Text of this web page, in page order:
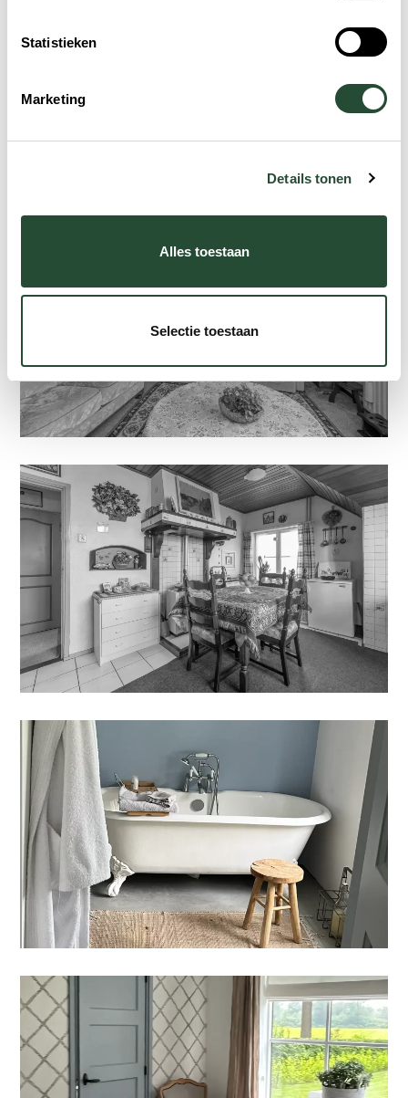
Statistieken
Marketing
Details tonen
Alles toestaan
Selectie toestaan